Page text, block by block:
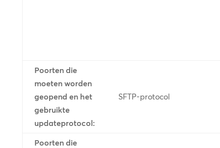
Poorten die
moeten worden
geopend en het
gebruikte
updateprotocol:
SFTP-protocol
Poorten die